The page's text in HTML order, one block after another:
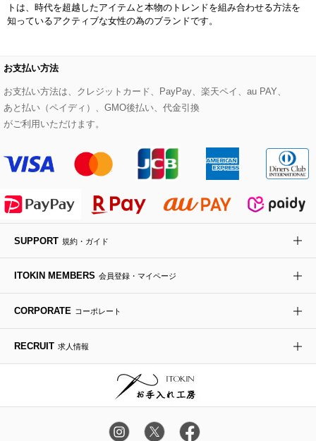
re:edition project 165
HIROKO BIS
HIROKO BIS GRANDE
デニムジャケット
その他のコート・ブルゾン
手袋
ネクタイ
ポーチ
傘・日傘
レッグウェア
時計
その他のグッズ・小物
ボディバッグ・メッセンジャーバッグ
ビジネスバッグ
その他のバッグ
ローファー
サンダル・ミュール
その他のシューズ
ラナンキュラス
グリーン
その他のアートフラワー
トは、時代を超越したアイテムと本物のトレンドを組み合わせる方法を
知っているアクティブな女性の為のブランドです。
お支払い方法
お支払い方法は、クレジットカード、PayPay、楽天ペイ、au PAY、
あと払い（ペイディ）、GMO後払い、代金引換
がご利用いただけます。
SUPPORT 規約・ガイド
ITOKIN MEMBERS 会員登録・マイページ
CORPORATE コーポレート
RECRUIT 求人情報